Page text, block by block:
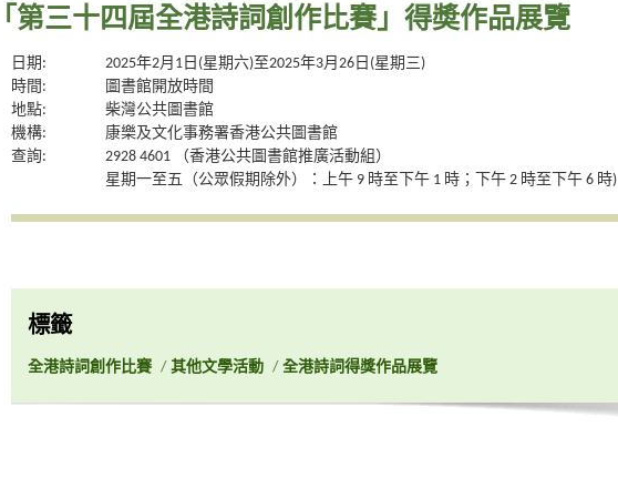
「第三十四屆全港詩詞創作比賽」得奬作品展覽
日期:
2025年2月1日(星期六)至2025年3月26日(星期三)
時間:
圖書館開放時間
地點:
柴灣公共圖書館
機構:
康樂及文化事務署香港公共圖書館
查詢:
2928 4601 （香港公共圖書館推廣活動組）
星期一至五（公眾假期除外）：上午 9 時至下午 1 時；下午 2 時至下午 6 時)
標籤
全港詩詞創作比賽 / 其他文學活動 / 全港詩詞得獎作品展覽